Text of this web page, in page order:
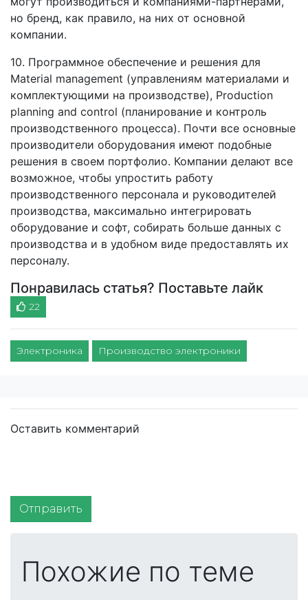
но бренд, как правило, на них от основной
компании.
10. Программное обеспечение и решения для
Material management (управлениям материалами и
комплектующими на производстве), Production
planning and control (планирование и контроль
производственного процесса). Почти все основные
производители оборудования имеют подобные
решения в своем портфолио. Компании делают все
возможное, чтобы упростить работу
производственного персонала и руководителей
производства, максимально интегрировать
оборудование и софт, собирать больше данных с
производства и в удобном виде предоставлять их
персоналу.
Понравилась статья? Поставьте лайк
22
Электроника Производство электроники
Оставить комментарий
Отправить
Похожие по теме